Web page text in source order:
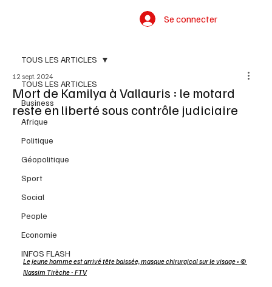
Se connecter
TOUS LES ARTICLES
Business
Afrique
Politique
Géopolitique
Sport
Social
People
Economie
INFOS FLASH
TOUS LES ARTICLES
Mort de Kamilya à Vallauris : le motard
reste en liberté sous contrôle judiciaire
12 sept. 2024
Le jeune homme est arrivé tête baissée, masque chirurgical sur le visage • ©
Nassim Tirèche - FTV